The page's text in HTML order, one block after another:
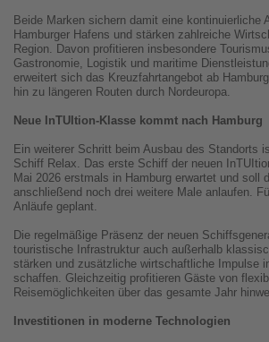
Beide Marken sichern damit eine kontinuierliche
Hamburger Hafens und stärken zahlreiche
Region. Davon profitieren insbesondere
Gastronomie, Logistik und maritime
erweitert sich das Kreuzfahrtangebot ab
hin zu längeren Routen durch Nordeuropa.
Neue InTUItion-Klasse kommt nach Hamburg
Ein weiterer Schritt beim Ausbau des Standorts
Schiff Relax. Das erste Schiff der neuen
Mai 2026 erstmals in Hamburg erwartet und soll
anschließend noch drei weitere Male anlaufen.
Anläufe geplant.
Die regelmäßige Präsenz der neuen
touristische Infrastruktur auch außerhalb
stärken und zusätzliche wirtschaftliche Impulse
schaffen. Gleichzeitig profitieren Gäste von
Reisemöglichkeiten über das gesamte Jahr
Investitionen in moderne Technologien